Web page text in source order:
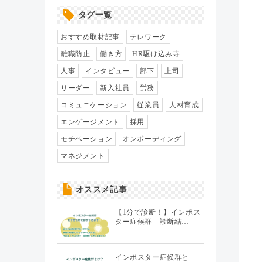
HR駆け込み寺
HRの基本（33）
リクルーティング（19）
給与制度・設計（8）
人事異動・配置（7）
タグ一覧
おすすめ取材記事 テレワーク
離職防止 働き方 HR駆け込み寺
人事 インタビュー 部下 上司
リーダー 新入社員 労務
コミュニケーション 従業員 人材育成
エンゲージメント 採用
モチベーション オンボーディング
マネジメント
オススメ記事
【1分で診断！】インポス
ター症候群 診断結…
インポスター症候群と